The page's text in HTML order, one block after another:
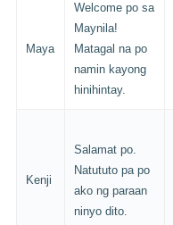
Maya
Welcome po sa
Maynila!
Matagal na po
namin kayong
hinihintay.
Kenji
Salamat po.
Natututo pa po
ako ng paraan
ninyo dito.